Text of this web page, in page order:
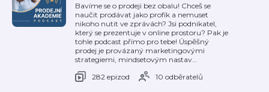
Bavíme se o prodeji bez obalu! Chceš se
naučit prodávat jako profík a nemuset
nikoho nutit ve zprávách? Jsi podnikatel,
který se prezentuje v online prostoru? Pak je
tohle podcast přímo pro tebe! Úspěšný
prodej je provázaný marketingovými
strategiemi, mindsetovým nastav…
282 epizod
10 odběratelů